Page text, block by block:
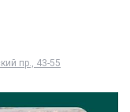
пр., 43-55